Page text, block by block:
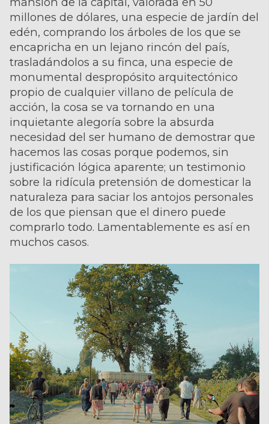
millones de dólares, una especie de jardín del
edén, comprando los árboles de los que se
encapricha en un lejano rincón del país,
trasladándolos a su finca, una especie de
monumental despropósito arquitectónico
propio de cualquier villano de película de
acción, la cosa se va tornando en una
inquietante alegoría sobre la absurda
necesidad del ser humano de demostrar que
hacemos las cosas porque podemos, sin
justificación lógica aparente; un testimonio
sobre la ridícula pretensión de domesticar la
naturaleza para saciar los antojos personales
de los que piensan que el dinero puede
comprarlo todo. Lamentablemente es así en
muchos casos.